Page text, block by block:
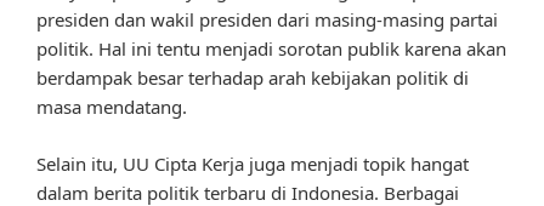
presiden dan wakil presiden dari masing-masing partai
politik. Hal ini tentu menjadi sorotan publik karena akan
berdampak besar terhadap arah kebijakan politik di
masa mendatang.
Selain itu, UU Cipta Kerja juga menjadi topik hangat
dalam berita politik terbaru di Indonesia. Berbagai